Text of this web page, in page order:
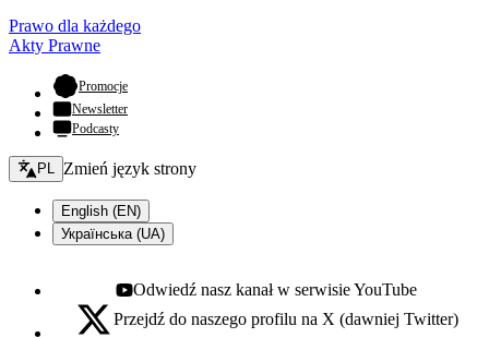
Prawo dla każdego
Akty Prawne
Promocje- otwiera się w nowej karcie
Newsletter
Podcasty
Zmień język - bieżący:
PL Zmień język strony
English (EN)
Українська (UA)
Youtube - otwiera się w nowej karcie
Odwiedź nasz kanał w serwisie YouTube
X - otwiera się w nowej karcie
Przejdź do naszego profilu na X (dawniej Twitter)